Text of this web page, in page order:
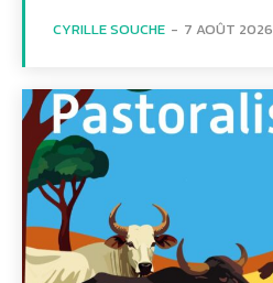
CYRILLE SOUCHE - 7 AOÛT 2026